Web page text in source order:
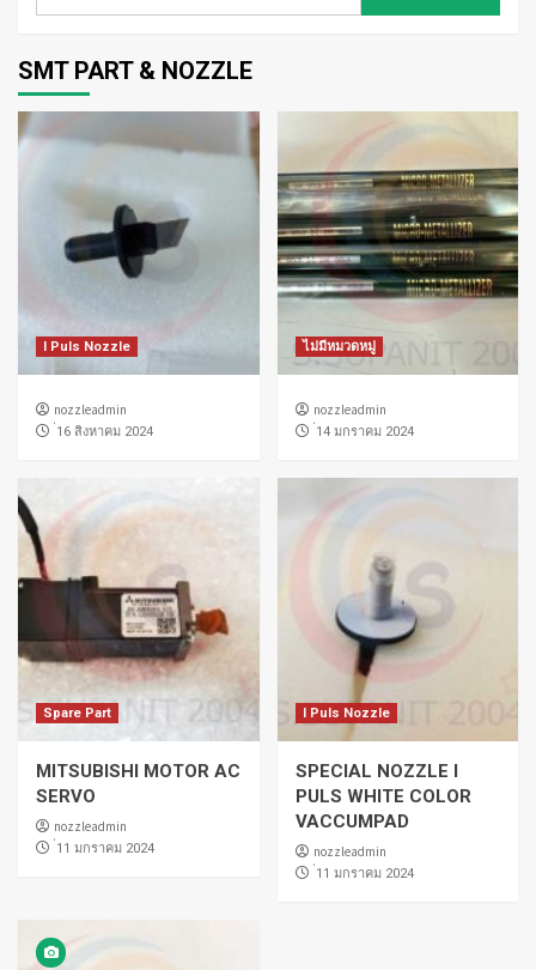
SMT PART & NOZZLE
I Puls Nozzle
nozzleadmin
่16 สิงหาคม 2024
ไม่มีหมวดหมู่
nozzleadmin
่14 มกราคม 2024
Spare Part
MITSUBISHI MOTOR AC
SERVO
nozzleadmin
่11 มกราคม 2024
I Puls Nozzle
SPECIAL NOZZLE I
PULS WHITE COLOR
VACCUMPAD
nozzleadmin
่11 มกราคม 2024